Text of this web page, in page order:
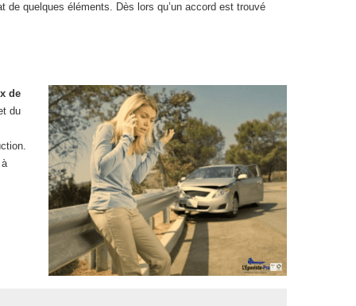
de quelques éléments. Dès lors qu’un accord est trouvé
de
du